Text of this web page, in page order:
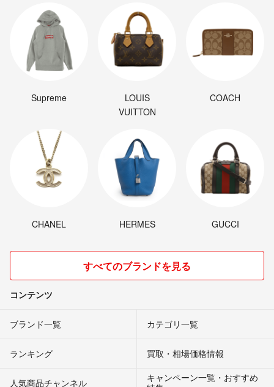
Supreme
LOUIS
VUITTON
COACH
CHANEL HERMES GUCCI
すべてのブランドを見る
コンテンツ
ブランド一覧 カテゴリ一覧
ランキング 買取・相場価格情報
人気商品チャンネル
キャンペーン一覧・おすすめ